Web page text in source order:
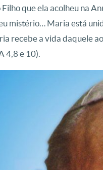
que ela acolheu na
mistério… Maria está
recebe a vida daquele
4,8 e 10).